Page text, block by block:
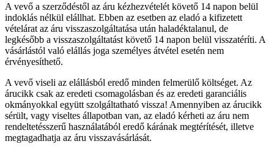
A vevő a szerződéstől az áru kézhezvételét követő 14 napon belül
indoklás nélkül elállhat. Ebben az esetben az eladó a kifizetett
vételárat az áru visszaszolgáltatása után haladéktalanul, de
legkésőbb a visszaszolgáltatást követő 14 napon belül visszatéríti. A
vásárlástól való elállás joga személyes átvétel esetén nem
érvényesíthető.
A vevő viseli az elállásból eredő minden felmerülő költséget. Az
árucikk csak az eredeti csomagolásban és az eredeti garanciális
okmányokkal együtt szolgáltatható vissza! Amennyiben az árucikk
sérült, vagy viseltes állapotban van, az eladó kérheti az áru nem
rendeltetésszerű használatából eredő kárának megtérítését, illetve
megtagadhatja az áru visszavásárlását.